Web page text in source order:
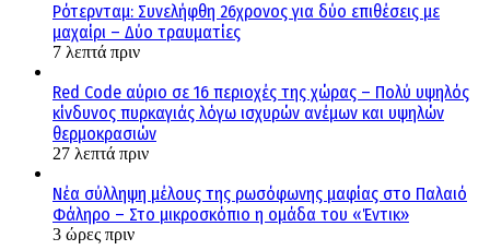
Ρότερνταμ: Συνελήφθη 26χρονος για δύο επιθέσεις με
μαχαίρι – Δύο τραυματίες
7 λεπτά πριν
Red Code αύριο σε 16 περιοχές της χώρας – Πολύ υψηλός
κίνδυνος πυρκαγιάς λόγω ισχυρών ανέμων και υψηλών
θερμοκρασιών
27 λεπτά πριν
Νέα σύλληψη μέλους της ρωσόφωνης μαφίας στο Παλαιό
Φάληρο – Στο μικροσκόπιο η ομάδα του «Έντικ»
3 ώρες πριν